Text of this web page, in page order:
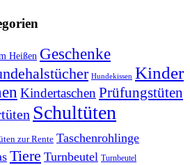
Heißen Geschenke
Hundekissen Kinder
Kindertaschen Prüfungstüten
Schultüten
zur Rente Taschenrohlinge
Tiere Turnbeutel Turnbeutel